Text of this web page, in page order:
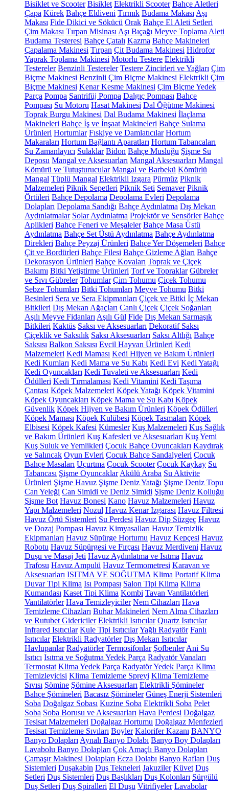
Bisiklet ve Scooter Bisiklet Elektrikli Scooter Bahçe Aletleri
Çapa Kürek Bahçe Eldiveni Tırmık Budama Makası Aşı
Makası Fide Dikici ve Sökücü Orak Bahçe El Aleti Setleri
Çim Makası Tırpan Misinası Aşı Bıçağı Meyve Toplama Aleti
Budama Testeresi Bahçe Çatalı Kazma Bahçe Makineleri
Çapalama Makinesi Tırpan Çit Budama Makinesi Hidrofor
Yaprak Toplama Makinesi Motorlu Testere Elektrikli
Testereler Benzinli Testereler Testere Zincirleri ve Yağları Çim
Biçme Makinesi Benzinli Çim Biçme Makinesi Elektrikli Çim
Biçme Makinesi Kenar Kesme Makinesi Çim Biçme Yedek
Parça Pompa Santrifüj Pompa Dalgıç Pompası Bahçe
Pompası Su Motoru Hasat Makinesi Dal Öğütme Makinesi
Toprak Burgu Makinesi Dal Budama Makinesi İlaçlama
Makineleri Bahçe İş ve İnşaat Makineleri Bahçe Sulama
Ürünleri Hortumlar Fıskiye ve Damlatıcılar Hortum
Makaraları Hortum Bağlantı Aparatları Hortum Tabancaları
Su Zamanlayıcı Sulaklar Bidon Bahçe Musluğu Şişme Su
Deposu Mangal ve Aksesuarları Mangal Aksesuarları Mangal
Kömürü ve Tutuşturucular Mangal ve Barbekü Kömürlü
Mangal Tüplü Mangal Elektrikli Izgara Pürmüz Piknik
Malzemeleri Piknik Sepetleri Piknik Seti Semaver Piknik
Örtüleri Bahçe Depolama Depolama Evleri Depolama
Dolapları Depolama Sandığı Bahçe Aydınlatma Dış Mekan
Aydınlatmalar Solar Aydınlatma Projektör ve Sensörler Bahçe
Aplikleri Bahçe Feneri ve Meşaleler Bahçe Masa Üstü
Aydınlatma Bahçe Set Üstü Aydınlatma Bahçe Aydınlatma
Direkleri Bahçe Peyzaj Ürünleri Bahçe Yer Döşemeleri Bahçe
Çit ve Bordürleri Bahçe Filesi Bahçe Gizleme Ağları Bahçe
Dekorasyon Ürünleri Bahçe Kovaları Toprak ve Çiçek
Bakımı Bitki Yetiştirme Ürünleri Torf ve Topraklar Gübreler
ve Sıvı Gübreler Tohumlar Çim Tohumu Çiçek Tohumu
Sebze Tohumları Bitki Tohumları Meyve Tohumu Bitki
Besinleri Sera ve Sera Ekipmanları Çiçek ve Bitki İç Mekan
Bitkileri Dış Mekan Ağaçları Canlı Çiçek Çiçek Soğanları
Aşılı Meyve Fidanları Aşılı Gül Fide Dış Mekan Sarmaşık
Bitkileri Kaktüs Saksı ve Aksesuarları Dekoratif Saksı
Çiçeklik ve Saksılık Saksı Aksesuarları Saksı Altlığı Bahçe
Saksısı Balkon Saksısı Evcil Hayvan Ürünleri Kedi
Malzemeleri Kedi Maması Kedi Hijyen ve Bakım Ürünleri
Kedi Kumları Kedi Mama ve Su Kabı Kedi Evi Kedi Yatağı
Kedi Oyuncakları Kedi Tuvaleti ve Aksesuarları Kedi
Ödülleri Kedi Tırmalaması Kedi Vitamini Kedi Taşıma
Çantası Köpek Malzemeleri Köpek Yatağı Köpek Vitamini
Köpek Oyuncakları Köpek Mama ve Su Kabı Köpek
Güvenlik Köpek Hijyen ve Bakım Ürünleri Köpek Ödülleri
Köpek Maması Köpek Kulübesi Köpek Tasmaları Köpek
Elbisesi Köpek Kafesi Kümesler Kuş Malzemeleri Kuş Sağlık
ve Bakım Ürünleri Kuş Kafesleri ve Aksesuarları Kuş Yemi
Kuş Suluk ve Yemlikleri Çocuk Bahçe Oyuncakları Kaydırak
ve Salıncak Oyun Evleri Çocuk Bahçe Sandalyeleri Çocuk
Bahçe Masaları Uçurtma Çocuk Scooter Çocuk Kaykay Su
Tabancası Şişme Oyuncaklar Akülü Araba Su Aktivite
Ürünleri Şişme Havuz Şişme Deniz Yatağı Şişme Deniz Topu
Can Yeleği Can Simidi ve Deniz Simidi Şişme Deniz Kolluğu
Şişme Bot Havuz Bonesi Kano Havuz Malzemeleri Havuz
Yapı Malzemeleri Nozul Havuz Kenar Izgarası Havuz Filtresi
Havuz Örtü Sistemleri Su Perdesi Havuz Dip Süzgeç Havuz
ve Dozaj Pompası Havuz Kimyasalları Havuz Temizlik
Ekipmanları Havuz Süpürge Hortumu Havuz Kepçesi Havuz
Robotu Havuz Süpürgesi ve Fırçası Havuz Merdiveni Havuz
Duşu ve Masaj Jeti Havuz Aydınlatma ve Isıtma Havuz
Trafosu Havuz Ampulü Havuz Termometresi Karavan ve
Aksesuarları ISITMA VE SOĞUTMA Klima Portatif Klima
Duvar Tipi Klima Isı Pompası Salon Tipi Klima Klima
Kumandası Kaset Tipi Klima Kombi Tavan Vantilatörleri
Vantilatörler Hava Temizleyiciler Nem Cihazları Hava
Temizleme Cihazları Buhar Makineleri Nem Alma Cihazları
ve Rutubet Gidericiler Elektrikli Isıtıcılar Quartz Isıtıcılar
Infrared Isıtıcılar Kule Tipi IsıtıcılarYağlı Radyatör Fanlı
Isıtıcılar Elektrikli Radyatörler Dış Mekan Isıtıcılar
Havlupanlar Radyatörler Termosifonlar Şofbenler Ani Su
Isıtıcı Isıtma ve Soğutma Yedek Parça Radyatör Vanaları
Termostat Klima Yedek Parça Radyatör Yedek Parça Klima
Temizleyicisi Klima Temizleme Spreyi Klima Temizleme
Sıvısı Şömine Şömine Aksesuarları Elektrikli Şömineler
Bahçe Şömineleri Bacasız Şömineler Güneş Enerji Sistemleri
Soba Doğalgaz Sobası Kuzine Soba Elektrikli Soba Pelet
Soba Soba Borusu ve Aksesuarları Hava Perdesi Doğalgaz
Tesisat Malzemeleri Doğalgaz Hortumu Doğalgaz Menfezleri
Tesisat Temizleme Sıvıları Boyler Kalorifer Kazanı BANYO
Banyo Dolapları Aynalı Banyo Dolabı Banyo Boy Dolapları
Lavabolu Banyo Dolapları Çok Amaçlı Banyo Dolapları
Çamaşır Makinesi Dolapları Ecza Dolabı Banyo Rafları Duş
Sistemleri Duşakabin Duş Tekneleri Jakuziler Küvet Duş
Setleri Duş Sistemleri Duş Başlıkları Duş Kolonları Sürgülü
Duş Setleri Duş Spiralleri El Duşu Vitrifiyeler Lavabolar